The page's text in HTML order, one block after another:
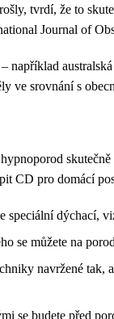
tvrdí, že to
Journal of
například
ve srovnání s
CD pro domácí
speciální dýchací,
se můžete na
navržené
se budete před